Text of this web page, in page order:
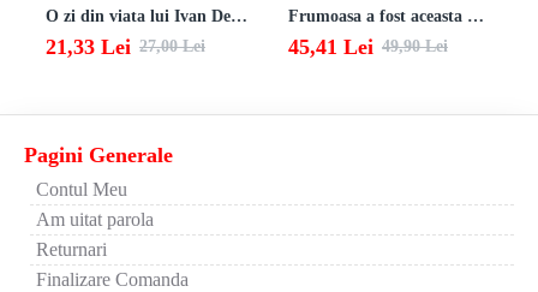
O zi din viata lui Ivan Denisovici
21,33 Lei 27,00 Lei
Frumoasa a fost aceasta viata. totusi.
45,41 Lei 49,90 Lei
Pagini Generale
Contul Meu
Am uitat parola
Returnari
Finalizare Comanda